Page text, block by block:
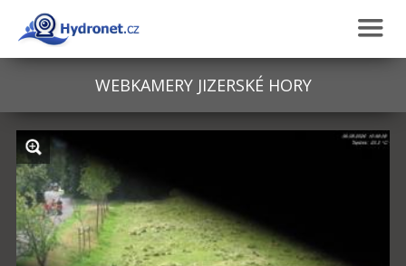
WEBKAMERY JIZERSKÉ HORY